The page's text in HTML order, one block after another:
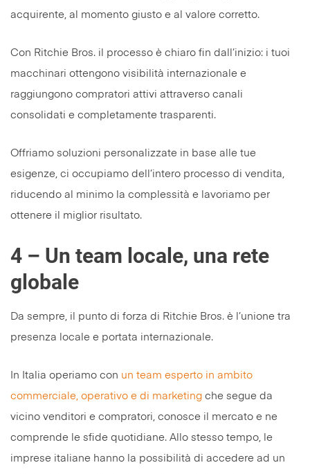
acquirente, al momento giusto e al valore corretto.
Con Ritchie Bros. il processo è chiaro fin dall’inizio: i tuoi
macchinari ottengono visibilità internazionale e
raggiungono compratori attivi attraverso canali
consolidati e completamente trasparenti.
Offriamo soluzioni personalizzate in base alle tue
esigenze, ci occupiamo dell’intero processo di vendita,
riducendo al minimo la complessità e lavoriamo per
ottenere il miglior risultato.
4 – Un team locale, una rete
globale
Da sempre, il punto di forza di Ritchie Bros. è l’unione tra
presenza locale e portata internazionale.
In Italia operiamo con un team esperto in ambito
commerciale, operativo e di marketing che segue da
vicino venditori e compratori, conosce il mercato e ne
comprende le sfide quotidiane. Allo stesso tempo, le
imprese italiane hanno la possibilità di accedere ad un